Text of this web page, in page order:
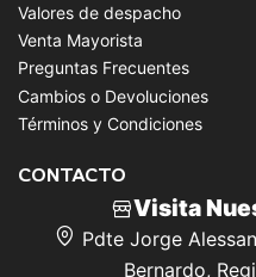
Valores de despacho
Venta Mayorista
Preguntas Frecuentes
Cambios o Devoluciones
Términos y Condiciones
CONTACTO
Visita
Pdte Jorge
Bernardo,